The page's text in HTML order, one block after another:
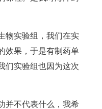
物实验组，我们在实
效果，于是有制药单
们实验组也因为这次
并不代表什么，我希